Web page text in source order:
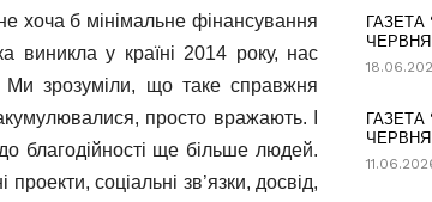
хоча б мінімальне фінансування
виникла у країні 2014 року, нас
Ми зрозуміли, що таке справжня
просто вражають. І
благодійності ще більше людей.
соціальні зв’язки, досвід,